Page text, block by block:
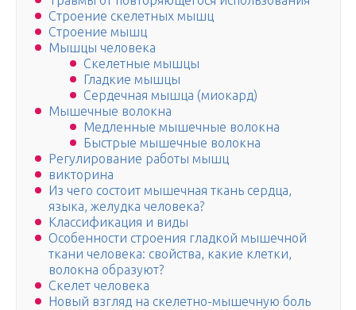
Строение скелетных мышц
Строение мышц
Мышцы человека
Скелетные мышцы
Гладкие мышцы
Сердечная мышца (миокард)
Мышечные волокна
Медленные мышечные волокна
Быстрые мышечные волокна
Регулирование работы мышц
викторина
Из чего состоит мышечная ткань сердца,
языка, желудка человека?
Классификация и виды
Особенности строения гладкой мышечной
ткани человека: свойства, какие клетки,
волокна образуют?
Скелет человека
Новый взгляд на скелетно-мышечную боль